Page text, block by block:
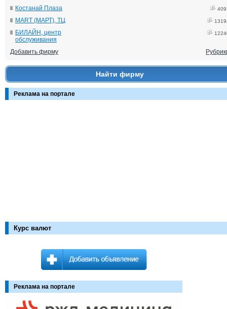
Костанай Плаза
MART (МАРТ), ТЦ
БИЛАЙН, центр
обслуживания
Добавить фирму
Найти фирму
Реклама на портале
Курс валют
Реклама на портале